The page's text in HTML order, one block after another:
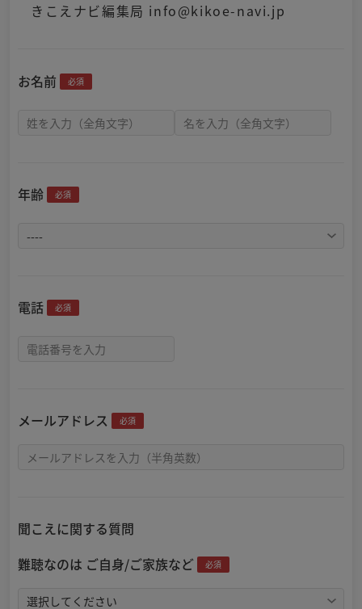
きこえナビ編集局 info@kikoe-navi.jp
お名前 必須
年齢 必須
電話 必須
メールアドレス 必須
聞こえに関する質問
難聴なのは ご自身/ご家族など
必須